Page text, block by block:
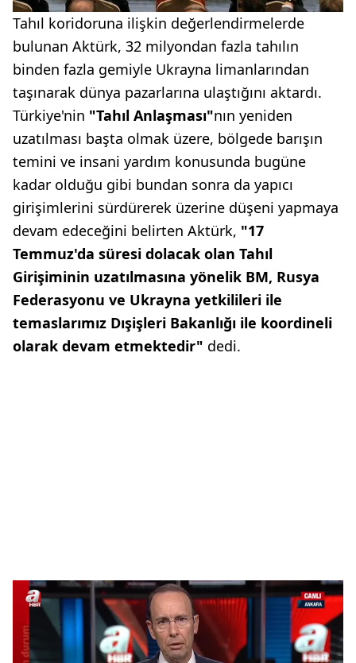
Tahıl koridoruna ilişkin değerlendirmelerde
bulunan Aktürk, 32 milyondan fazla tahılın
binden fazla gemiyle Ukrayna limanlarından
taşınarak dünya pazarlarına ulaştığını aktardı.
Türkiye'nin "Tahıl Anlaşması"nın yeniden
uzatılması başta olmak üzere, bölgede barışın
temini ve insani yardım konusunda bugüne
kadar olduğu gibi bundan sonra da yapıcı
girişimlerini sürdürerek üzerine düşeni yapmaya
devam edeceğini belirten Aktürk, "17
Temmuz'da süresi dolacak olan Tahıl
Girişiminin uzatılmasına yönelik BM, Rusya
Federasyonu ve Ukrayna yetkilileri ile
temaslarımız Dışişleri Bakanlığı ile koordineli
olarak devam etmektedir" dedi.